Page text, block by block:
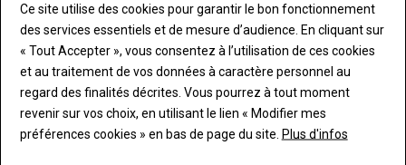
Sous-
Vous êtes abonné(e)
TITRE IDENTIFIEZ-VOUS
Body
Connectez-vous à votre compte pour profiter
de votre abonnement
Ce site utilise des cookies pour garantir le bon fonctionnement
des services essentiels et de mesure d’audience. En cliquant sur
« Tout Accepter », vous consentez à l’utilisation de ces cookies
et au traitement de vos données à caractère personnel au
regard des finalités décrites. Vous pourrez à tout moment
revenir sur vos choix, en utilisant le lien « Modifier mes
préférences cookies » en bas de page du site. Plus d'infos